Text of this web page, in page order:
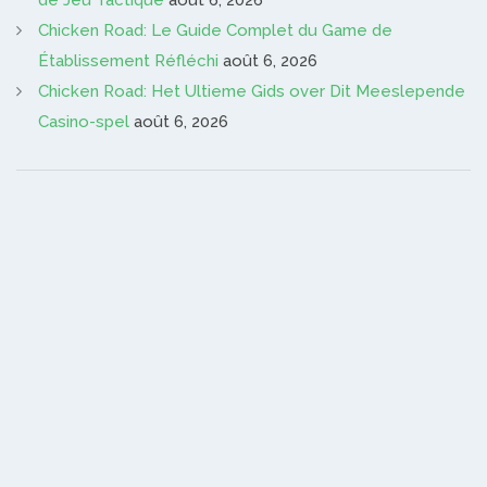
Chicken Road: Le Guide Complet du Game de
Établissement Réfléchi août 6, 2026
Chicken Road: Het Ultieme Gids over Dit Meeslepende
Casino-spel août 6, 2026